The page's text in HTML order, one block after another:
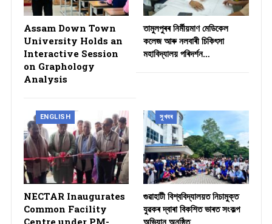
Assam Down Town
University Holds an
Interactive Session
on Graphology
Analysis
তামুলপুৰৰ নিৰ্মীয়মাণ মেডিকেল
কলেজ আৰু নলবাৰী চিকিৎসা
মহাবিদ্যালয় পৰিদৰ্শন…
ENGLISH
NECTAR Inaugurates
Common Facility
সুখবৰ
গুৱাহাটী বিশ্ববিদ্যালয়ত নিচামুক্ত
যুৱকৰ দ্বাৰা বিকশিত ভাৰত সংকল্প